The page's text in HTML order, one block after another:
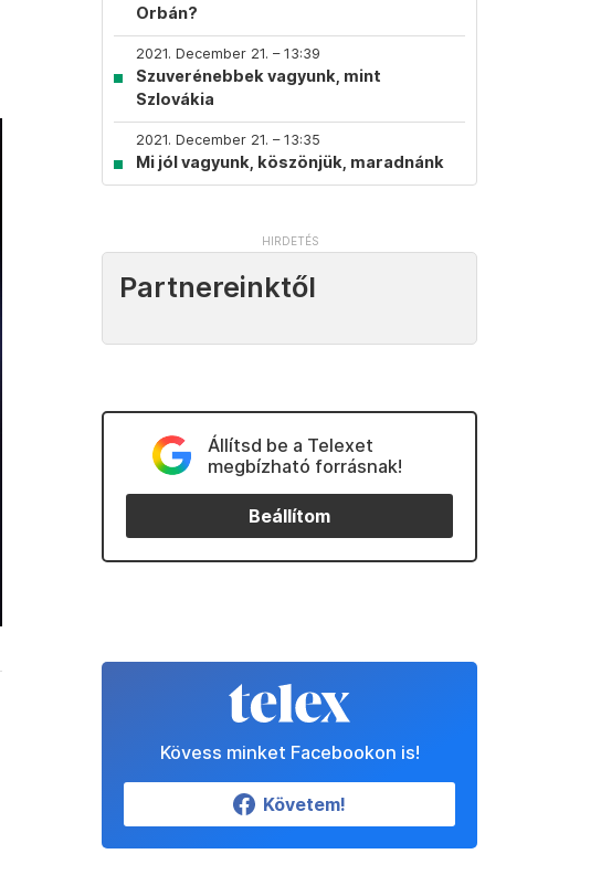
Orbán?
2021. December 21. – 13:39
Szuverénebbek vagyunk, mint
Szlovákia
2021. December 21. – 13:35
Mi jól vagyunk, köszönjük, maradnánk
Partnereinktől
Állítsd be a Telexet
megbízható forrásnak!
Beállítom
Kövess minket Facebookon is!
Követem!